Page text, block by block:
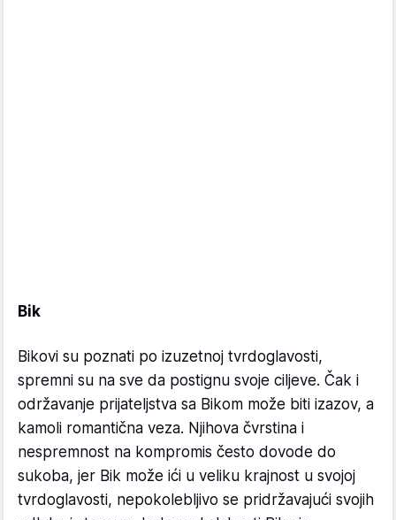
Bik
Bikovi su poznati po izuzetnoj tvrdoglavosti,
spremni su na sve da postignu svoje ciljeve. Čak i
održavanje prijateljstva sa Bikom može biti izazov, a
kamoli romantična veza. Njihova čvrstina i
nespremnost na kompromis često dovode do
sukoba, jer Bik može ići u veliku krajnost u svojoj
tvrdoglavosti, nepokolebljivo se pridržavajući svojih